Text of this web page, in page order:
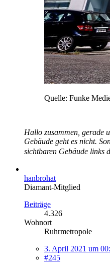
Quelle: Funke
Hallo zusammen, gerade
Gebäude geht es nicht.
sichtbaren Gebäude links
hanbrohat
Diamant-Mitglied
Beiträge
4.326
Wohnort
Ruhrmetropole
3. April 2021 um
#245